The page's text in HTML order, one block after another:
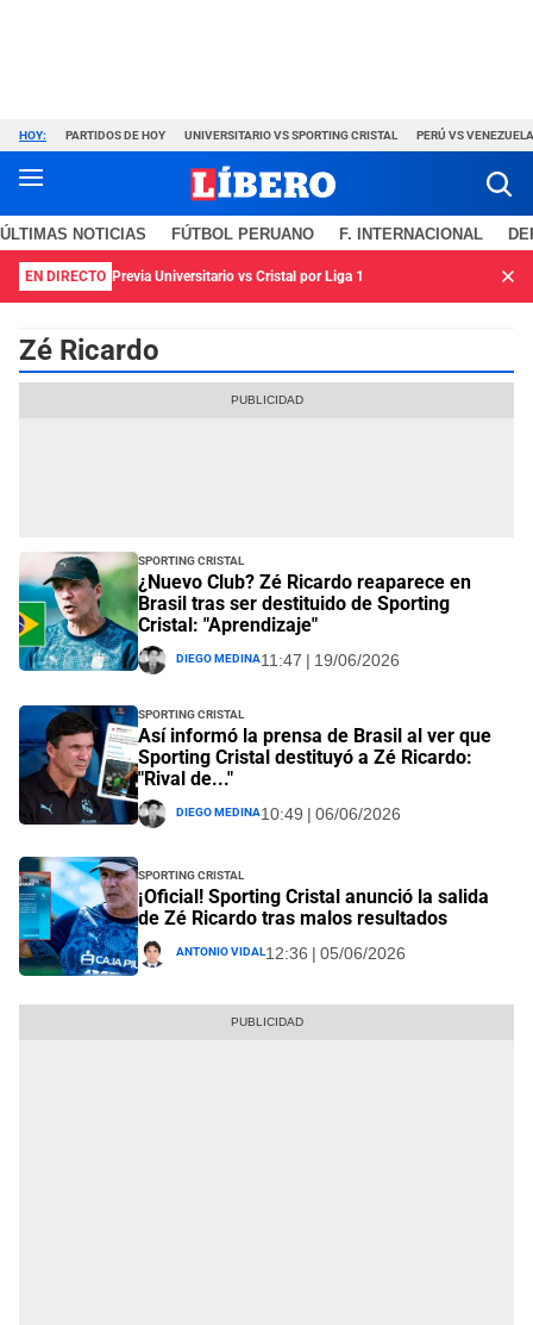
HOY: PARTIDOS DE HOY UNIVERSITARIO VS SPORTING CRISTAL PERÚ VS VENEZUELA
ÚLTIMAS NOTICIAS FÚTBOL PERUANO F. INTERNACIONAL
EN DIRECTO Previa Universitario vs Cristal por Liga 1
Zé Ricardo
Sporting Cristal
¿Nuevo Club? Zé Ricardo reaparece en
Brasil tras ser destituido de Sporting
Cristal: "Aprendizaje"
Diego Medina11:47 | 19/06/2026
Sporting Cristal
Así informó la prensa de Brasil al ver que
Sporting Cristal destituyó a Zé Ricardo:
"Rival de..."
Diego Medina10:49 | 06/06/2026
Sporting Cristal
¡Oficial! Sporting Cristal anunció la salida
de Zé Ricardo tras malos resultados
Antonio Vidal12:36 | 05/06/2026